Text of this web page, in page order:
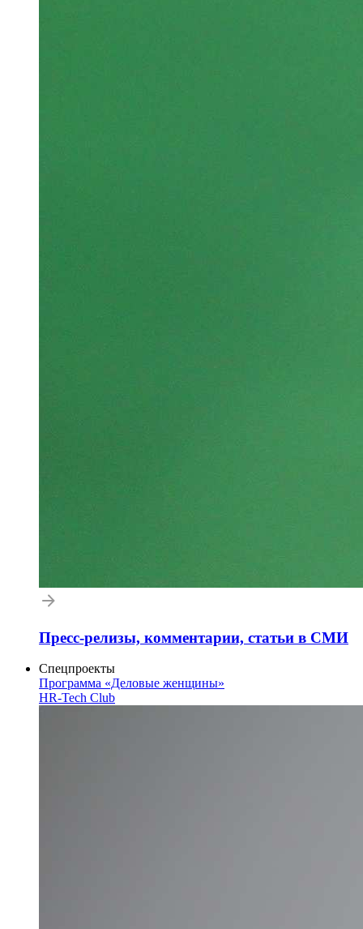
Пресс-релизы, комментарии, статьи в СМИ
Спецпроекты
Программа «Деловые женщины»
HR-Tech Club